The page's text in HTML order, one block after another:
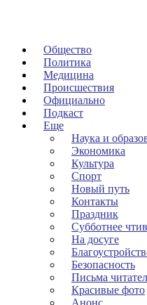
Общество
Политика
Медицина
Происшествия
Официально
Подкаст
Еще
Наука и
Экономика
Культура
Спорт
Новый путь
Контакты
Праздник
Субботнее
На досуге
Безопасность
Письма
Красивые фото
Анонс